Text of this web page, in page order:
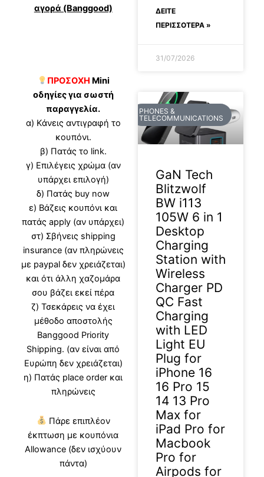
αγορά (Banggood)
ΠΡΟΣΟΧΗ Mini
οδηγίες για σωστή
παραγγελία.
α) Κάνεις αντιγραφή το
κουπόνι.
β) Πατάς το link.
γ) Επιλέγεις χρώμα (αν
υπάρχει επιλογή)
δ) Πατάς buy now
ε) Βάζεις κουπόνι και
πατάς apply (αν υπάρχει)
στ) Σβήνεις shipping
insurance (αν πληρώνεις
με paypal δεν χρειάζεται)
και ότι άλλη χαζομάρα
σου βάζει εκεί πέρα
ζ) Τσεκάρεις να έχει
μέθοδο αποστολής
Banggood Priority
Shipping. (αν είναι από
Ευρώπη δεν χρειάζεται)
η) Πατάς place order και
πληρώνεις
Πάρε επιπλέον
έκπτωση με κουπόνια
Allowance (δεν ισχύουν
πάντα)
ΔΕΊΤΕ
ΠΕΡΙΣΣΟΤΕΡΑ »
31/07/2026
PHONES &
TELECOMMUNICATIONS
GaN Tech
Blitzwolf
BW i113
105W 6 in 1
Desktop
Charging
Station with
Wireless
Charger PD
QC Fast
Charging
with LED
Light EU
Plug for
iPhone 16
16 Pro 15
14 13 Pro
Max for
iPad Pro for
Macbook
Pro for
Airpods for